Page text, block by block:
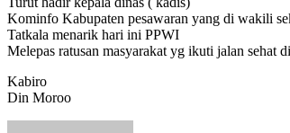
Kominfo Kabupaten pesawaran yang di wakili
Tatkala menarik hari ini PPWI
Melepas ratusan masyarakat yg ikuti jalan sehat
Kabiro
Din Moroo